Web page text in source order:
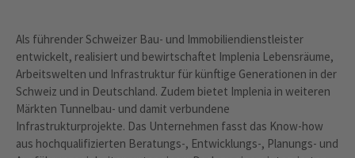
Als führender Schweizer Bau- und Immobiliendienstleister
entwickelt, realisiert und bewirtschaftet Implenia Lebensräume,
Arbeitswelten und Infrastruktur für künftige Generationen in der
Schweiz und in Deutschland. Zudem bietet Implenia in weiteren
Märkten Tunnelbau- und damit verbundene
Infrastrukturprojekte. Das Unternehmen fasst das Know-how
aus hochqualifizierten Beratungs-, Entwicklungs-, Planungs- und